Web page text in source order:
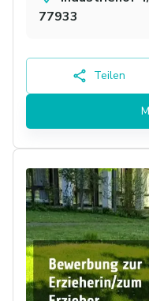
77933
Teilen